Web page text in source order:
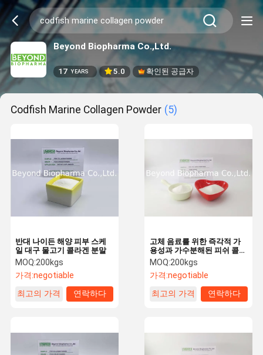
Beyond Biopharma Co.,Ltd.
17 YEARS 5.0 확인된 공급자
Codfish Marine Collagen Powder (5)
반대 나이든 해양 피부 스케
일 대구 물고기 콜라겐 분말
MOQ:200kgs
가격:negotiable
최고의 가격
연락하다
고체 음료를 위한 즉각적 가
용성과 가수분해된 피쉬 콜라
겐 트리펩티드 입상
MOQ:200kgs
가격:negotiable
최고의 가격
연락하다